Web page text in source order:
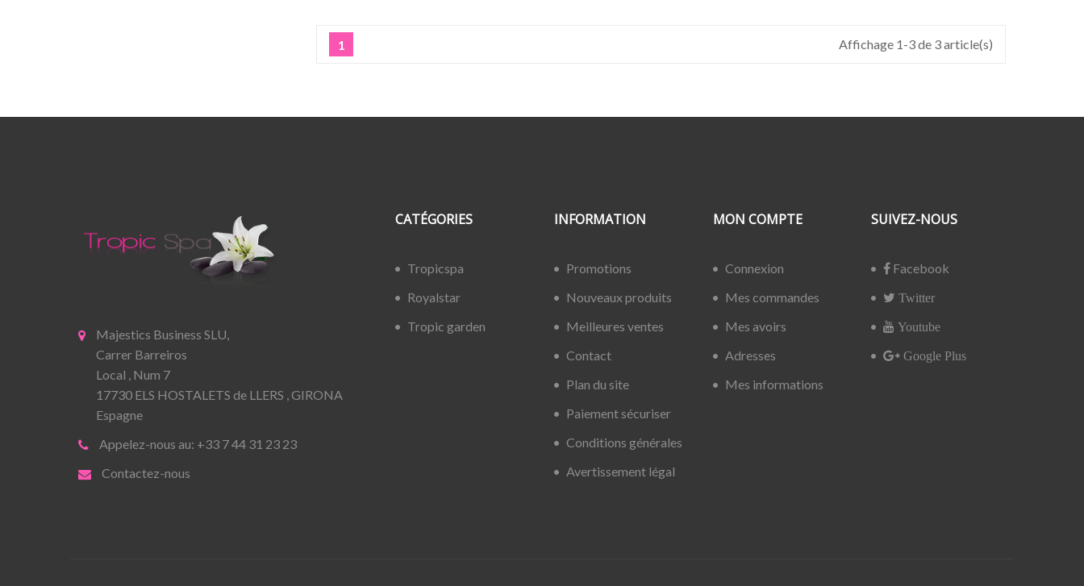
1 Affichage 1-3 de 3 article(s)
Majestics Business SLU,
Carrer Barreiros
Local , Num 7
17730 ELS HOSTALETS de LLERS , GIRONA
Espagne
Appelez-nous au: +33 7 44 31 23 23
Contactez-nous
CATÉGORIES
Tropicspa
Royalstar
Tropic garden
INFORMATION
Promotions
Nouveaux produits
Meilleures ventes
Contact
Plan du site
Paiement sécuriser
Conditions générales
Avertissement légal
MON COMPTE
Connexion
Mes commandes
Mes avoirs
Adresses
Mes informations
SUIVEZ-NOUS
Facebook
Twitter
Youtube
Google Plus